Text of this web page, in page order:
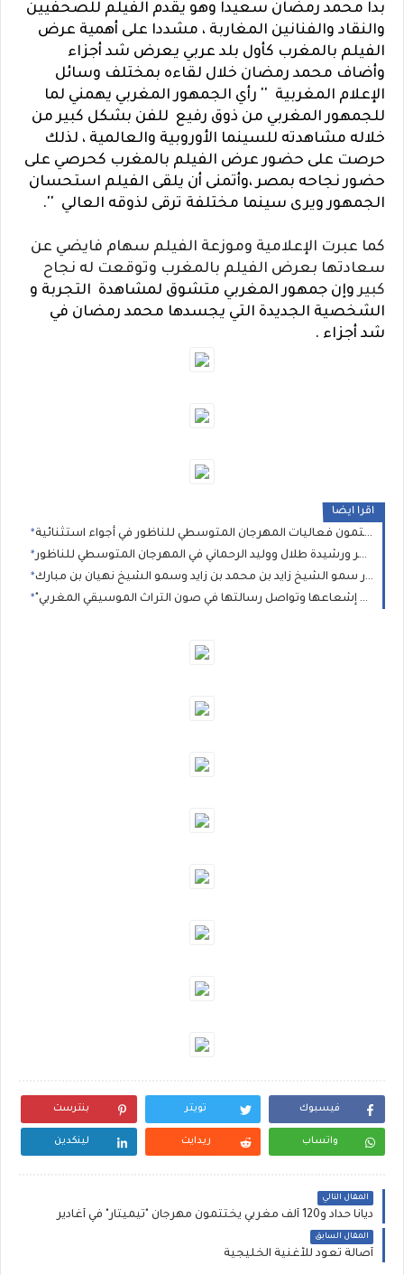
بدا محمد رمضان سعيدا وهو يقدم الفيلم للصحفيين
والنقاد والفنانين المغاربة ، مشددا على أهمية عرض
الفيلم بالمغرب كأول بلد عربي يعرض شد أجزاء
وأضاف محمد رمضان خلال لقاءه بمختلف وسائل
الإعلام المغربية '' رأي الجمهور المغربي يهمني لما
للجمهور المغربي من ذوق رفيع للفن بشكل كبير من
خلاله مشاهدته للسينما الأوروبية والعالمية ، لذلك
حرصت على حضور عرض الفيلم بالمغرب كحرصي على
حضور نجاحه بمصر ،وأتمنى أن يلقى الفيلم استحسان
الجمهور ويرى سينما مختلفة ترقى لذوقه العالي ''.
كما عبرت الإعلامية وموزعة الفيلم سهام فايضي عن
سعادتها بعرض الفيلم بالمغرب وتوقعت له نجاح
كبيروإن جمهور المغربي متشوق لمشاهدة التجربة و
الشخصية الجديدة التي يجسدها محمد رمضان في
شد أجزاء .
اقرا ايضا
تفاعل جماهيري كبير مع سعيد بني شيكر ورشيدة طلال ووليد الرحماني في المهرجان المتوسطي للناظور
"روحانيات البيضاء" تؤكد إشعاعها وتواصل رسالتها في صون التراث الموسيقي المغربي
فيسبوك تويتر بنترست
واتساب ريدايت لينكدين
المقال التالي
ديانا حداد و120 ألف مغربي يختتمون مهرجان "تيميتار" في أغادير
المقال السابق
أصالة تعود للأغنية الخليجية